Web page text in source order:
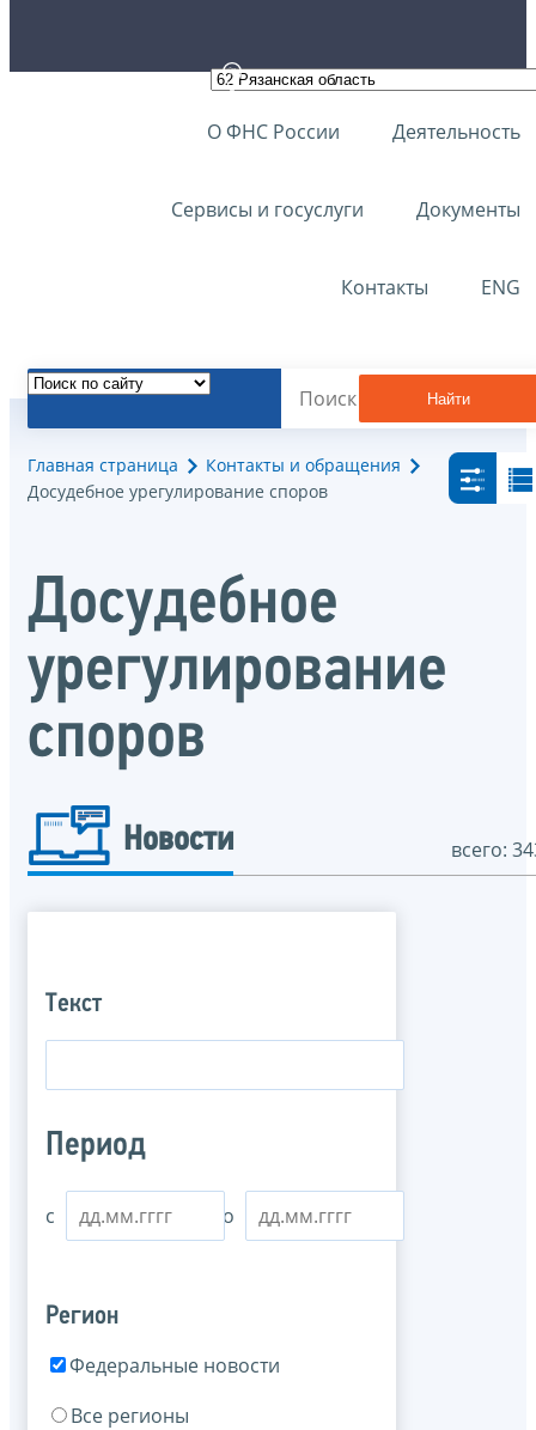
О ФНС России Деятельность
Сервисы и госуслуги Документы
Контакты ENG
Найти
Главная страница
Контакты и обращения
Досудебное урегулирование споров
Досудебное
урегулирование
споров
Новости всего:
Текст
Период
с по
Регион
Федеральные новости
Все регионы